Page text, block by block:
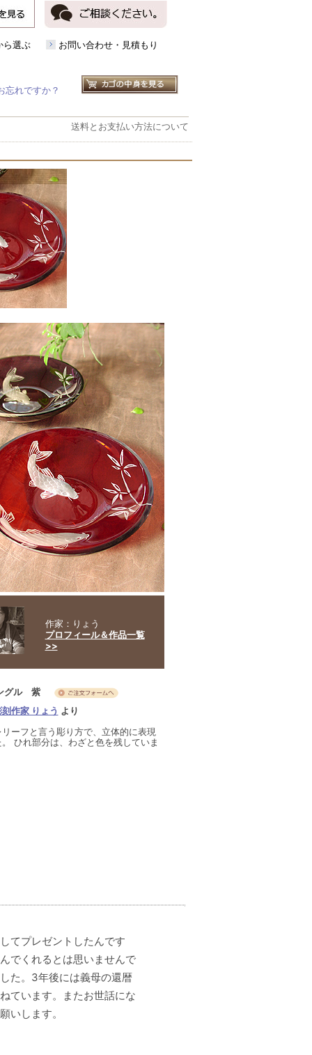
ら選ぶ お問い合わせ・見積もり
忘れですか？
送料とお支払い方法について
作家：りょう
プロフィール＆作品一覧
>>
グル 紫
作家 りょう より
ーフと言う彫り方で、立体的に表現
。 ひれ部分は、わざと色を残していま
てプレゼントしたんです
でくれるとは思いませんで
た。3年後には義母の還暦
ています。またお世話にな
いします。